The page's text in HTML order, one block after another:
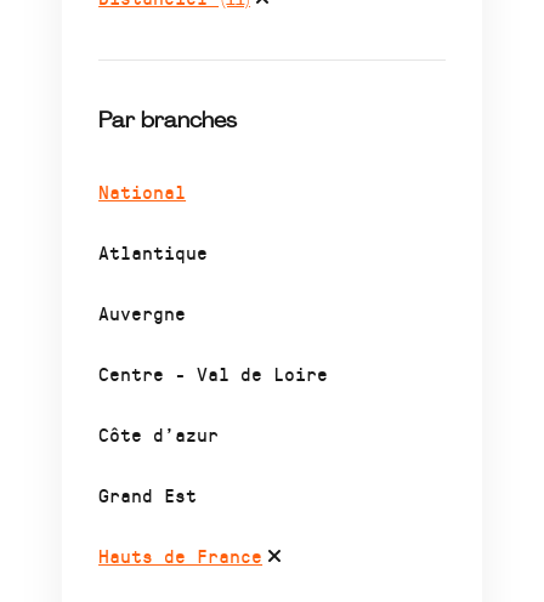
Par branches
National
Atlantique
Auvergne
Centre - Val de Loire
Côte d’azur
Grand Est
Hauts de France